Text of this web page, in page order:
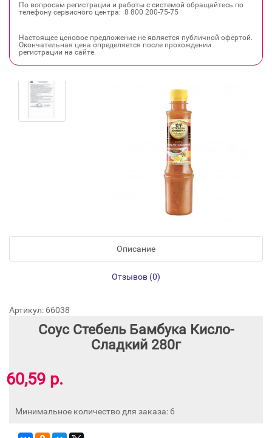
По вопросам регистрации и работы с системой обращайтесь по
телефону сервисного центра: 8 800 200‐75‐75
Настоящее ценовое предложение не является публичной офертой.
Окончательная цена определяется после прохождении
регистрации на сайте.
Описание
Отзывов (0)
Артикул: 66038
Соус Стебель Бамбука Кисло-
Сладкий 280г
60,59 р.
Минимальное количество для заказа: 6